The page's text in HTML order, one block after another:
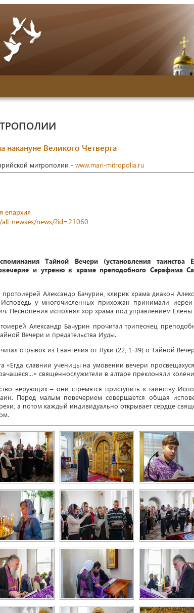
Великого Четверга
митрополии - www.mari-mitropolia.ru
епархия
news/?id=21060
Тайной Вечери (установления таинства
и утреню в храме преподобного Серафима
Александр Бачурин, клирик храма диакон
у многочисленных прихожан принимали иереи
Песнопения исполнял хор храма под управлением
Александр Бачурин прочитал трипеснец
Вечери и предательства Иуды.
отрывок из Евангелия от Луки (22, 1-39) о Тайной
«Егда славнии ученицы на умовении вечери
священнослужители в алтаре преклоняли
верующих – они стремятся приступить к таинству
Перед малым повечерием совершается общая
а потом каждый индивидуально открывает сердце